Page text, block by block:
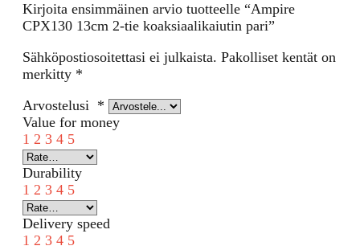
Kirjoita ensimmäinen arvio tuotteelle “Ampire
CPX130 13cm 2-tie koaksiaalikaiutin pari”
Sähköpostiosoitettasi ei julkaista. Pakolliset kentät on
merkitty *
Arvostelusi *
Value for money
1 2 3 4 5
Durability
1 2 3 4 5
Delivery speed
1 2 3 4 5